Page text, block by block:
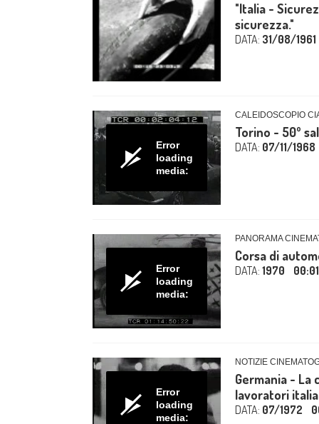
"Italia -
sicurezza."
DATA: 31/08/1961
Error
loading
media:
CALEIDOSCOPIO
Torino - 50º
DATA: 07/11/1968
Error
loading
media:
PANORAMA
Corsa di
DATA: 1970
Error
loading
media:
NOTIZIE
Germania - La
lavoratori
DATA: 07/1972